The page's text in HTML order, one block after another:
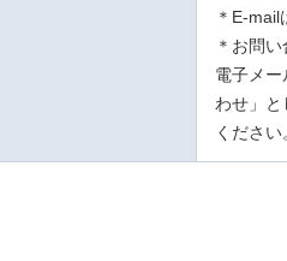
＊E-mail
＊お問
電子メ
わせ」と
ください